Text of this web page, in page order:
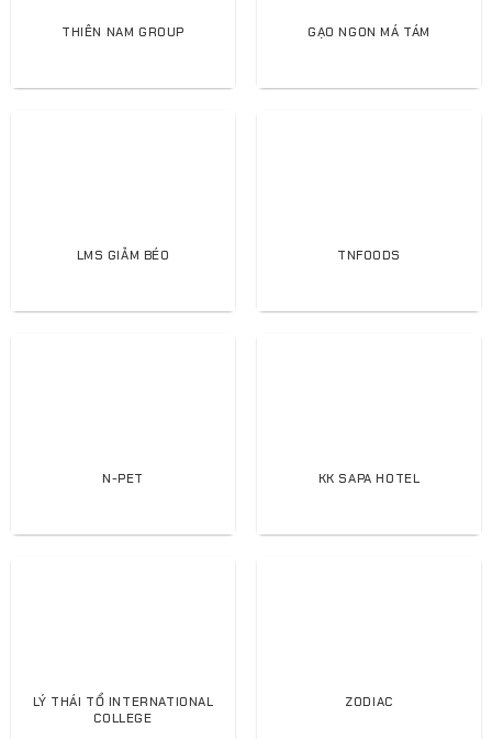
THIÊN NAM GROUP GẠO NGON MÁ TÁM
LMS GIẢM BÉO TNFOODS
N-PET KK SAPA HOTEL
LÝ THÁI TỔ INTERNATIONAL
COLLEGE
ZODIAC